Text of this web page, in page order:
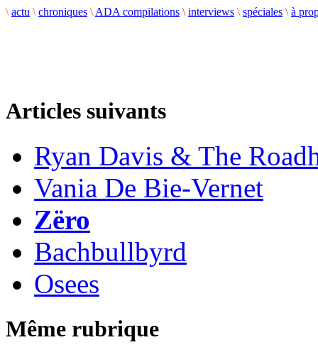
\ actu \ chroniques \ ADA compilations \ interviews \ spéciales \ à
Articles suivants
Ryan Davis & The
Vania De Bie-Vernet
Zëro
Bachbullbyrd
Osees
Même rubrique